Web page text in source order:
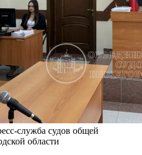
служба судов общей
области